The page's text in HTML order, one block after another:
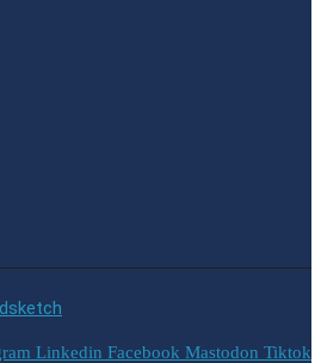
Linkedin Facebook Mastodon Tiktok